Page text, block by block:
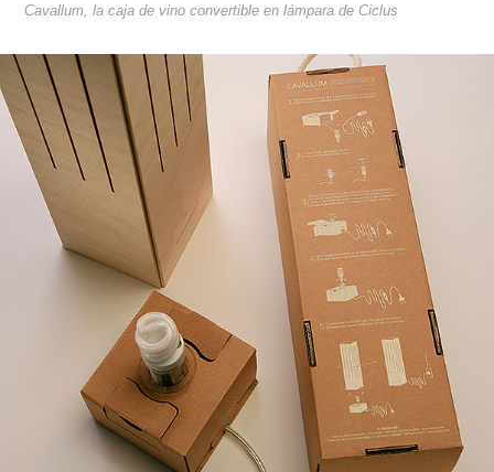
Cavallum, la caja de vino convertible en lámpara de Ciclus